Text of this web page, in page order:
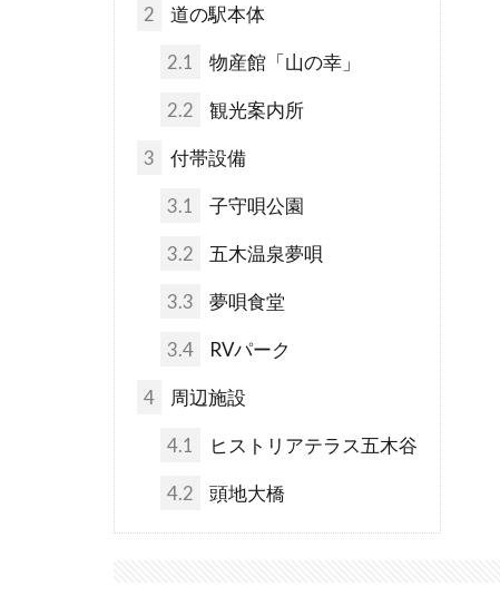
2 道の駅本体
2.1 物産館「山の幸」
2.2 観光案内所
3 付帯設備
3.1 子守唄公園
3.2 五木温泉夢唄
3.3 夢唄食堂
3.4 RVパーク
4 周辺施設
4.1 ヒストリアテラス五木谷
4.2 頭地大橋